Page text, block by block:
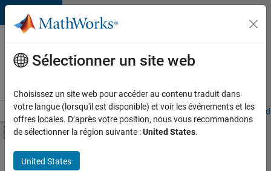
Passer au contenu
Votre
carrière
chez
Accueil Explorer nos opportunités Adresses de nos bureaux
Activer/désactiver l'affichage du menu
Contenu principal
FILTRER PAR
Applications et outils commerciaux
Sélectionner un site web
Choisissez un site web pour accéder au contenu traduit dans
votre langue (lorsqu'il est disponible) et voir les événements et les
offres locales. D’après votre position, nous vous recommandons
de sélectionner la région suivante :United States.
United States